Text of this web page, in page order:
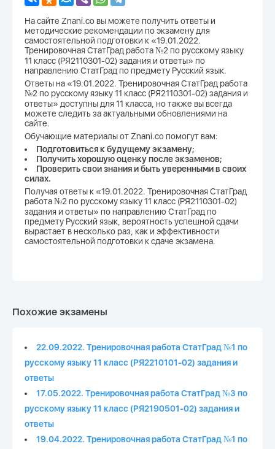
На сайте Znani.co вы можете получить ответы и
методические рекомендации по экзамену для
самостоятельной подготовки к «19.01.2022.
Тренировочная СтатГрад работа №2 по русскому языку
11 класс (РЯ2110301-02) задания и ответы» по
направлению СтатГрад по предмету Русский язык.
Ответы на «19.01.2022. Тренировочная СтатГрад работа
№2 по русскому языку 11 класс (РЯ2110301-02) задания и
ответы» доступны для 11 класса, но также вы всегда
можете следить за актуальными обновлениями на
сайте.
Обучающие материалы от Znani.co помогут вам:
Подготовиться к будущему экзамену;
Получить хорошую оценку после экзаменов;
Проверить свои знания и быть уверенными в своих
силах.
Получая ответы к «19.01.2022. Тренировочная СтатГрад
работа №2 по русскому языку 11 класс (РЯ2110301-02)
задания и ответы» по направлению СтатГрад по
предмету Русский язык, вероятность успешной сдачи
вырастает в несколько раз, как и эффективности
самостоятельной подготовки к сдаче экзамена.
Похожие экзамены
22.09.2022. Тренировочная работа СтатГрад №1 по
русскому языку 11 класс (РЯ2210101-02) задания и
ответы
17.05.2022. Тренировочная работа СтатГрад №3 по
русскому языку 11 класс (РЯ2190501-02) задания и
ответы
19.04.2022. Тренировочная работа СтатГрад №1 по